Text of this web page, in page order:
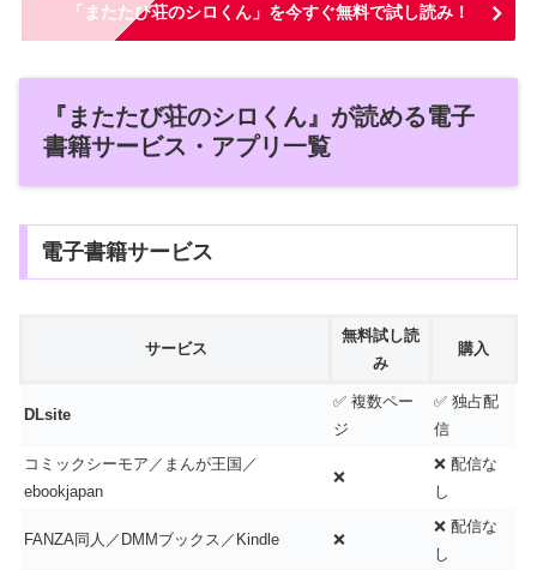
「またたび荘のシロくん」を今すぐ無料で試し読み！
『またたび荘のシロくん』が読める電子
書籍サービス・アプリ一覧
電子書籍サービス
サービス
無料試し読
み
購入
DLsite
✅ 複数ペー
ジ
✅ 独占配
信
コミックシーモア／まんが王国／
ebookjapan
❌
❌ 配信な
し
FANZA同人／DMMブックス／Kindle ❌
❌ 配信な
し